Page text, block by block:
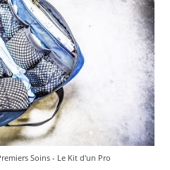
Soins - Le Kit d'un Pro